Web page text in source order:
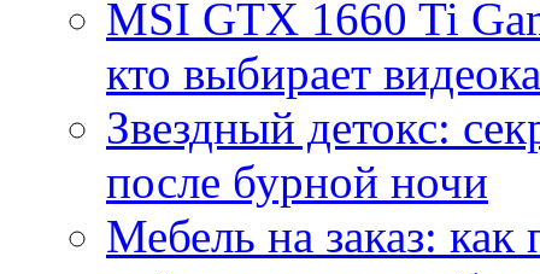
MSI GTX 1660 Ti
кто выбирает
Звездный детокс:
после бурной ночи
Мебель на заказ: